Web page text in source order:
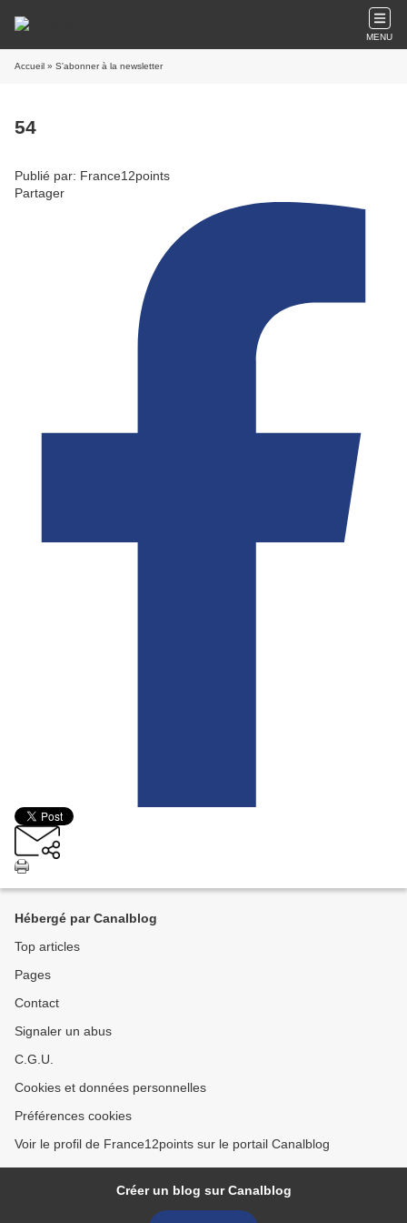
MENU
Accueil » S'abonner à la newsletter
54
Publié par: France12points
Partager
Hébergé par Canalblog
Top articles
Pages
Contact
Signaler un abus
C.G.U.
Cookies et données personnelles
Préférences cookies
Voir le profil de France12points sur le portail Canalblog
Créer un blog sur Canalblog